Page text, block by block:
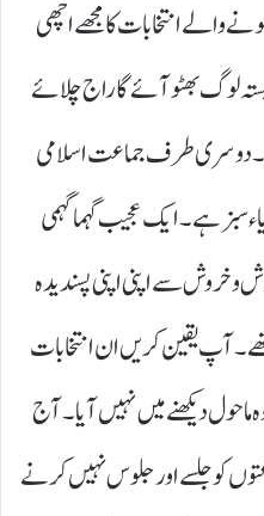
ہوں۔1970ء میں ہونے والے انتخابات کا مجھے اچھی
لوگ بھٹو آئے گا راج چلائے
دوسری طرف جماعت اسلامی
سبز ہے۔ ایک عجیب گہماگہمی
و خروش سے اپنی اپنی پسندیدہ
آپ یقین کریں ان انتخابات
دیکھنے میں نہیں آیا۔ آج
کو جلسے اور جلوس نہیں کرنے